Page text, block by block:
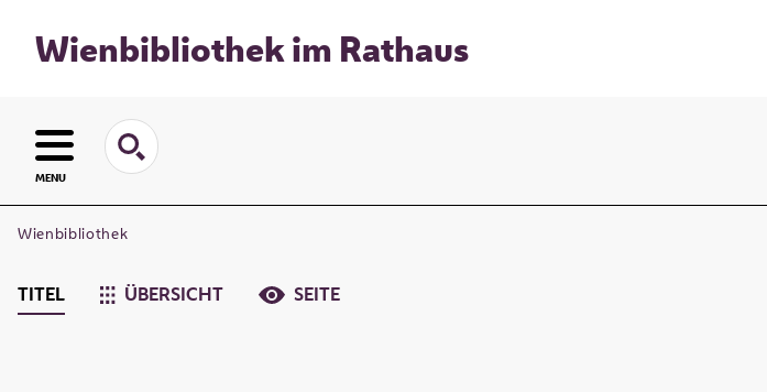
Wienbibliothek im Rathaus
MENU
Wienbibliothek
TITEL ÜBERSICHT SEITE